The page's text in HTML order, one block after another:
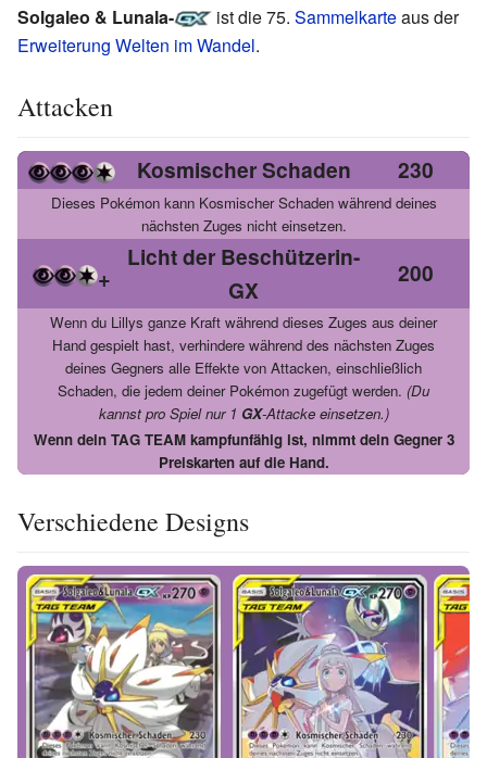
Solgaleo & Lunala- ist die 75. Sammelkarteaus der
Erweiterung Welten im Wandel.
Attacken
Kosmischer Schaden 230
Dieses Pokémon kann Kosmischer Schaden während deines
nächsten Zuges nicht einsetzen.
+
Licht der Beschützerin-
GX
200
Wenn du Lillys ganze Kraft während dieses Zuges aus deiner
Hand gespielt hast, verhindere während des nächsten Zuges
deines Gegners alle Effekte von Attacken, einschließlich
Schaden, die jedem deiner Pokémon zugefügt werden. (Du
kannst pro Spiel nur 1 GX-Attacke einsetzen.)
Wenn dein TAG TEAM kampfunfähig ist, nimmt dein Gegner 3
Preiskarten auf die Hand.
Verschiedene Designs